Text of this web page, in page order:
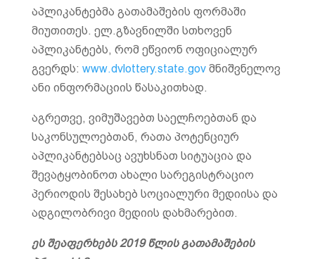
აპლიკანტებმა გათამაშების ფორმაში
მიუთითეს. ელ.გზავნილში სთხოვენ
აპლიკანტებს, რომ ეწვიონ ოფიციალურ
გვერდს: www.dvlottery.state.govმნიშვნელოვ
ანი ინფორმაციის წასაკითხად.
აგრეთვე, ვიმუშავებთ საელჩოებთან და
საკონსულოებთან, რათა პოტენციურ
აპლიკანტებსაც ავუხსნათ სიტუაცია და
შევატყობინოთ ახალი სარეგისტრაციო
პერიოდის შესახებ სოციალური მედიისა და
ადგილობრივი მედიის დახმარებით.
ეს შეაფერხებს 2019 წლის გათამაშების